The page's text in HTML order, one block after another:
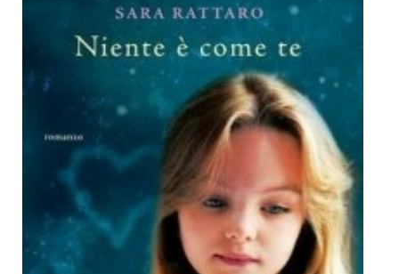
Dicono di Noi
Rassegna Stampa
Archivio
Generi
Case editrici
Partnership
Giallo Stresa
Premio Chiara